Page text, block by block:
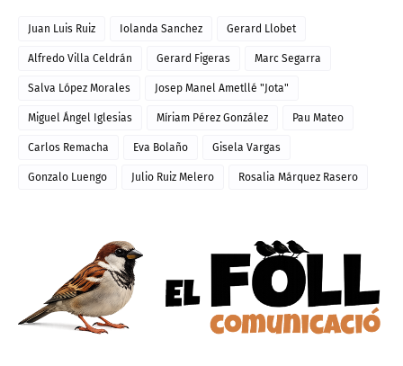
Juan Luis Ruiz Iolanda Sanchez Gerard Llobet
Alfredo Villa Celdrán Gerard Figeras Marc Segarra
Salva López Morales Josep Manel Ametllé "Jota"
Miguel Ángel Iglesias Míriam Pérez González Pau Mateo
Carlos Remacha Eva Bolaño Gisela Vargas
Gonzalo Luengo Julio Ruiz Melero Rosalia Márquez Rasero